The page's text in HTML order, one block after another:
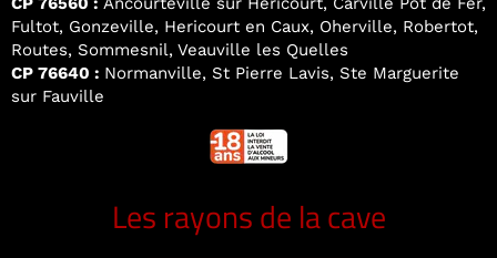
Fultot, Gonzeville, Hericourt en Caux, Oherville, Robertot,
Routes, Sommesnil, Veauville les Quelles
CP 76640 : Normanville, St Pierre Lavis, Ste Marguerite
sur Fauville
Les rayons de la cave